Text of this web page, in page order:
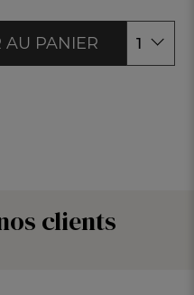
AU PANIER 1
clients